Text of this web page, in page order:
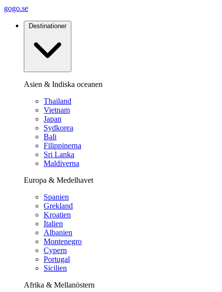
gogo.se
Destinationer
Asien & Indiska oceanen
Thailand
Vietnam
Japan
Sydkorea
Bali
Filippinerna
Sri Lanka
Maldiverna
Europa & Medelhavet
Spanien
Grekland
Kroatien
Italien
Albanien
Montenegro
Cypern
Portugal
Sicilien
Afrika & Mellanöstern